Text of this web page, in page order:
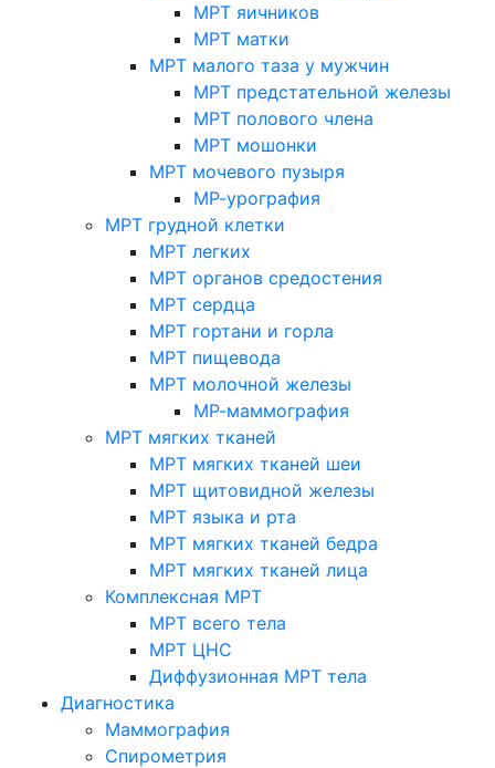
МРТ яичников
МРТ матки
МРТ малого таза у мужчин
МРТ предстательной железы
МРТ полового члена
МРТ мошонки
МРТ мочевого пузыря
МР-урография
МРТ грудной клетки
МРТ легких
МРТ органов средостения
МРТ сердца
МРТ гортани и горла
МРТ пищевода
МРТ молочной железы
МР-маммография
МРТ мягких тканей
МРТ мягких тканей шеи
МРТ щитовидной железы
МРТ языка и рта
МРТ мягких тканей бедра
МРТ мягких тканей лица
Комплексная МРТ
МРТ всего тела
МРТ ЦНС
Диффузионная МРТ тела
Диагностика
Маммография
Спирометрия